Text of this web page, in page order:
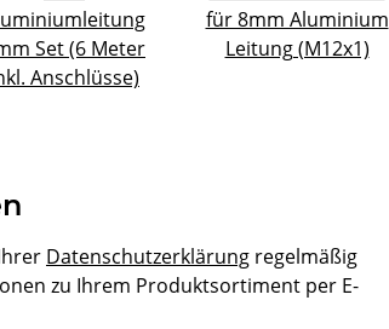
Set (6 Meter
Anschlüsse)
für 8mm Aluminium
Leitung (M12x1)
Datenschutzerklärung regelmäßig
zu Ihrem Produktsortiment per E-